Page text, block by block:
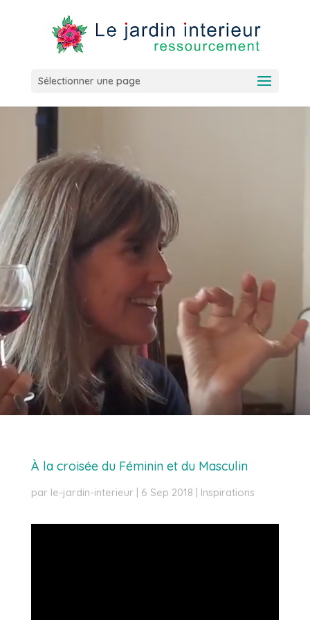
Sélectionner une page
À la croisée du Féminin et du Masculin
par le-jardin-interieur| 6 Sep 2018 | Inspirations